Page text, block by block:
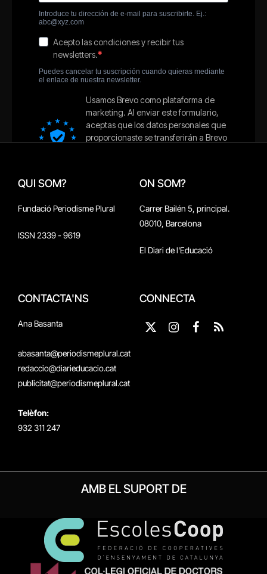
QUI SOM?
Fundació Periodisme Plural
ISSN 2339 - 9619
ON SOM?
Carrer Bailén 5, principal.
08010, Barcelona
El Diari de l'Educació
CONTACTA'NS
Ana Basanta
abasanta@periodismeplural.cat
redaccio@diarieducacio.cat
publicitat@periodismeplural.cat
Telèfon:
932 311 247
CONNECTA
X
Instagram
Facebook
RSS
AMB EL SUPORT DE